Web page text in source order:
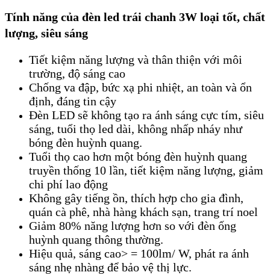
Tính năng của đèn led trái chanh 3W loại tốt, chất
lượng, siêu sáng
Tiết kiệm năng lượng và thân thiện với môi
trường, độ sáng cao
Chống va đập, bức xạ phi nhiệt, an toàn và ổn
định, đáng tin cậy
Đèn LED sẽ không tạo ra ánh sáng cực tím, siêu
sáng, tuổi thọ led dài, không nhấp nháy như
bóng đèn huỳnh quang.
Tuổi thọ cao hơn một bóng đèn huỳnh quang
truyền thống 10 lần, tiết kiệm năng lượng, giảm
chi phí lao động
Không gây tiếng ồn, thích hợp cho gia đình,
quán cà phê, nhà hàng khách sạn, trang trí noel
Giảm 80% năng lượng hơn so với đèn ống
huỳnh quang thông thường.
Hiệu quả, sáng cao> = 100lm/ W, phát ra ánh
sáng nhẹ nhàng để bảo vệ thị lực.